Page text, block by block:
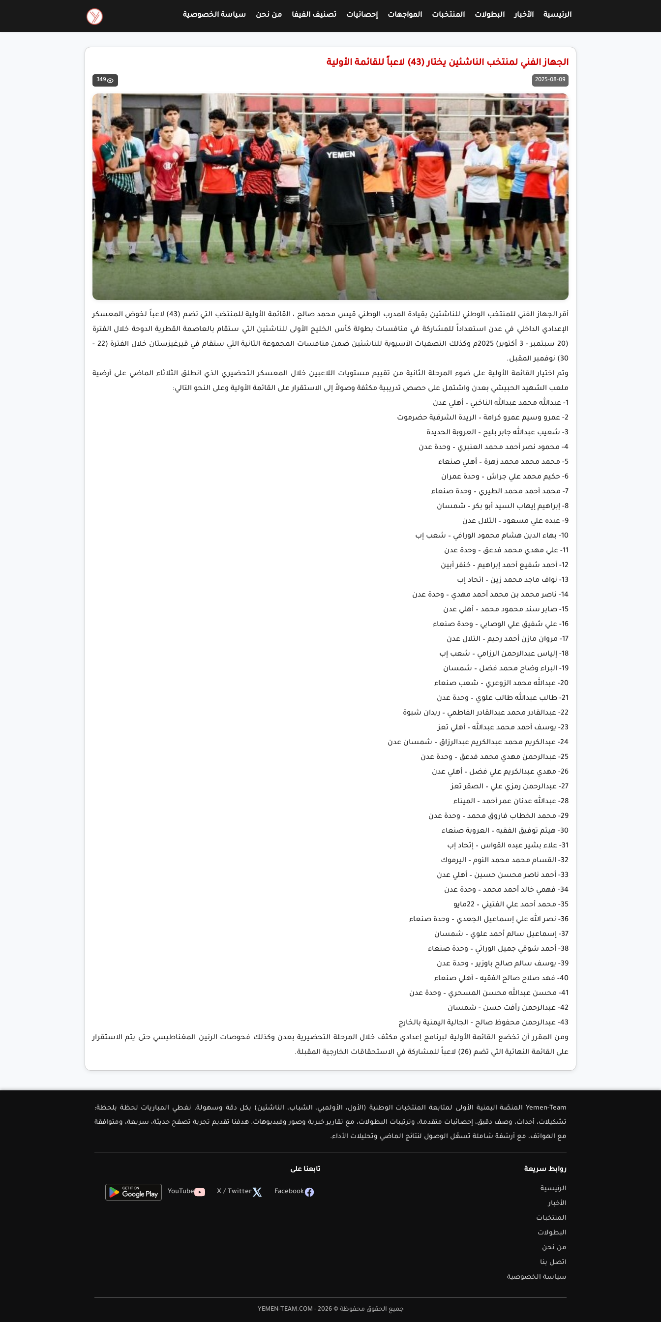
الرئيسية الأخبار البطولات المنتخبات المواجهات إحصائيات تصنيف الفيفا من نحن سياسة الخصوصية
الجهاز الفني لمنتخب الناشئين يختار (43) لاعباً للقائمة الأولية
2025-08-09
349
أقر الجهاز الفني للمنتخب الوطني للناشئين بقيادة المدرب الوطني قيس محمد صالح ، القائمة الأولية للمنتخب التي تضم (43) لاعباً لخوض المعسكر
الإعدادي الداخلي في عدن استعداداً للمشاركة في منافسات بطولة كأس الخليج الأولى للناشئين التي ستقام بالعاصمة القطرية الدوحة خلال الفترة
(20 سبتمبر - 3 أكتوبر) 2025م وكذلك التصفيات الآسيوية للناشئين ضمن منافسات المجموعة الثانية التي ستقام في قيرغيزستان خلال الفترة (22 -
30) نوفمبر المقبل.
وتم اختيار القائمة الأولية على ضوء المرحلة الثانية من تقييم مستويات اللاعبين خلال المعسكر التحضيري الذي انطلق الثلاثاء الماضي على أرضية
ملعب الشهيد الحبيشي بعدن واشتمل على حصص تدريبية مكثفة وصولاً إلى الاستقرار على القائمة الأولية وعلى النحو التالي:
1- عبدالله محمد عبدالله الناخبي – أهلي عدن
2- عمرو وسيم عمرو كرامة – الريدة الشرقية حضرموت
3- شعيب عبدالله جابر بليح – العروبة الحديدة
4- محمود نصر أحمد محمد العنبري – وحدة عدن
5- محمد محمد محمد زهرة – أهلي صنعاء
6- حكيم محمد علي جراش – وحدة عمران
7- محمد أحمد محمد الطيري – وحدة صنعاء
8- إبراهيم إيهاب السيد أبو بكر – شمسان
9- عبده علي مسعود – التلال عدن
10- بهاء الدين هشام محمود الورافي – شعب إب
11- علي مهدي محمد فدعق – وحدة عدن
12- أحمد شفيع أحمد إبراهيم – خنفر أبين
13- نواف ماجد محمد زين – اتحاد إب
14- ناصر محمد بن محمد أحمد مهدي – وحدة عدن
15- صابر سند محمود محمد – أهلي عدن
16- علي شفيق علي الوصابي – وحدة صنعاء
17- مروان مازن أحمد رحيم – التلال عدن
18- إلياس عبدالرحمن الرزامي – شعب إب
19- البراء وضاح محمد فضل – شمسان
20- عبدالله محمد الزوعري – شعب صنعاء
21- طالب عبدالله طالب علوي – وحدة عدن
22- عبدالقادر محمد عبدالقادر الفاطمي – ريدان شبوة
23- يوسف أحمد محمد عبدالله – أهلي تعز
24- عبدالكريم محمد عبدالكريم عبدالرزاق – شمسان عدن
25- عبدالرحمن مهدي محمد فدعق – وحدة عدن
26- مهدي عبدالكريم علي فضل – أهلي عدن
27- عبدالرحمن رمزي علي – الصقر تعز
28- عبدالله عدنان عمر أحمد – الميناء
29- محمد الخطاب فاروق محمد – وحدة عدن
30- هيثم توفيق الفقيه – العروبة صنعاء
31- علاء بشير عبده القواس – إتحاد إب
32- القسام محمد محمد النوم – اليرموك
33- أحمد ناصر محسن حسين – أهلي عدن
34- فهمي خالد أحمد محمد – وحدة عدن
35- محمد أحمد علي الفتيني – 22مايو
36- نصر الله علي إسماعيل الجعدي – وحدة صنعاء
37- إسماعيل سالم أحمد علوي – شمسان
38- أحمد شوقي جميل الوراثي – وحدة صنعاء
39- يوسف سالم صالح باوزير – وحدة عدن
40- فهد صلاح صالح الفقيه – أهلي صنعاء
41- محسن عبدالله محسن المسحري – وحدة عدن
42- عبدالرحمن رأفت حسن - شمسان
43- عبدالرحمن محفوظ صالح - الجالية اليمنية بالخارج
ومن المقرر أن تخضع القائمة الأولية لبرنامج إعدادي مكثف خلال المرحلة التحضيرية بعدن وكذلك فحوصات الرنين المغناطيسي حتى يتم الاستقرار
على القائمة النهائية التي تضم (26) لاعباً للمشاركة في الاستحقاقات الخارجية المقبلة.
Yemen-Team المنصّة اليمنية الأولى لمتابعة المنتخبات الوطنية (الأول، الأولمبي، الشباب، الناشئين) بكل دقة وسهولة. نغطي المباريات لحظة بلحظة:
تشكيلات، أحداث، وصف دقيق، إحصائيات متقدمة، وترتيبات البطولات، مع تقارير خبرية وصور وفيديوهات. هدفنا تقديم تجربة تصفح حديثة، سريعة، ومتوافقة
مع الهواتف، مع أرشفة شاملة تسهّل الوصول لنتائج الماضي وتحليلات الأداء.
روابط سريعة
الرئيسية
الأخبار
المنتخبات
البطولات
من نحن
اتصل بنا
سياسة الخصوصية
تابعنا على
Facebook
X / Twitter
YouTube
جميع الحقوق محفوظة © 2026 - YEMEN-TEAM.COM